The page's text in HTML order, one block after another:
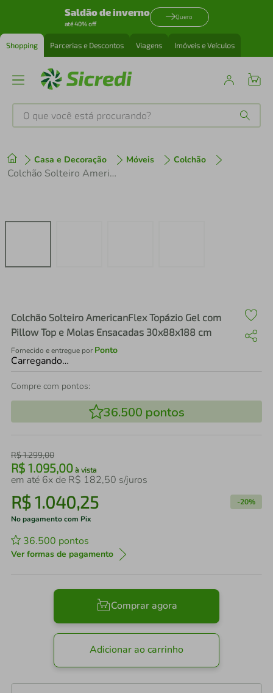
Saldão de inverno
até 40% off
Quero
Shopping Parcerias e Descontos Viagens Imóveis e Veículos
O que você está procurando?
Casa e Decoração Móveis Colchão
Colchão Solteiro AmericanFlex Topázio Gel com Pillow Top e Molas Ensacadas 30x88x188 cm
Colchão Solteiro AmericanFlex Topázio Gel com
Pillow Top e Molas Ensacadas 30x88x188 cm
Fornecido e entregue por Ponto
Carregando…
Compre com pontos:
36.500 pontos
R$1.299,00
R$ 1.095,00 à vista
em até 6x de R$ 182,50 s/juros
R$1.040,25 -20%
No pagamento com Pix
36.500 pontos
Ver formas de pagamento
Comprar agora
Adicionar ao carrinho
1º tenis